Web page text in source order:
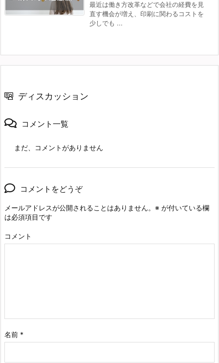
最近は働き方改革などで会社の経費を見
直す機会が増え、印刷に関わるコストを
少しでも ...
ディスカッション
コメント一覧
まだ、コメントがありません
コメントをどうぞ
メールアドレスが公開されることはありません。 ※ が付いている欄
は必須項目です
コメント
名前 *